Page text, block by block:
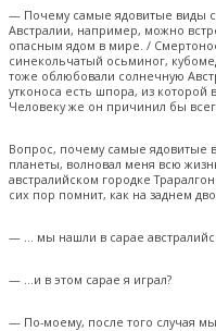
— Почему самые ядовитые виды
Австралии, например, можно
опасным ядом в мире. /
синекольчатый осьминог,
тоже облюбовали солнечную
утконоса есть шпора, из которой
Человеку же он причинил бы
Вопрос, почему самые ядовитые
планеты, волновал меня всю
австралийском городке
сих пор помнит, как на заднем
— … мы нашли в сарае
— …и в этом сарае я играл?
— По-моему, после того случая